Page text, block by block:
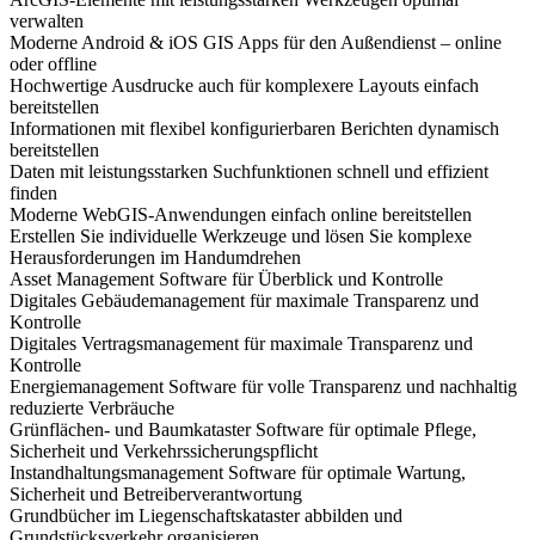
verwalten
Moderne Android & iOS GIS Apps für den Außendienst – online
oder offline
Hochwertige Ausdrucke auch für komplexere Layouts einfach
bereitstellen
Informationen mit flexibel konfigurierbaren Berichten dynamisch
bereitstellen
Daten mit leistungsstarken Suchfunktionen schnell und effizient
finden
Moderne WebGIS-Anwendungen einfach online bereitstellen
Erstellen Sie individuelle Werkzeuge und lösen Sie komplexe
Herausforderungen im Handumdrehen
Asset Management Software für Überblick und Kontrolle
Digitales Gebäudemanagement für maximale Transparenz und
Kontrolle
Digitales Vertragsmanagement für maximale Transparenz und
Kontrolle
Energiemanagement Software für volle Transparenz und nachhaltig
reduzierte Verbräuche
Grünflächen- und Baumkataster Software für optimale Pflege,
Sicherheit und Verkehrssicherungspflicht
Instandhaltungsmanagement Software für optimale Wartung,
Sicherheit und Betreiberverantwortung
Grundbücher im Liegenschaftskataster abbilden und